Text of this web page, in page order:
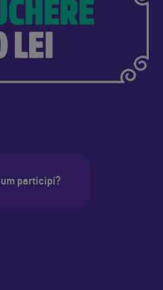
participi?